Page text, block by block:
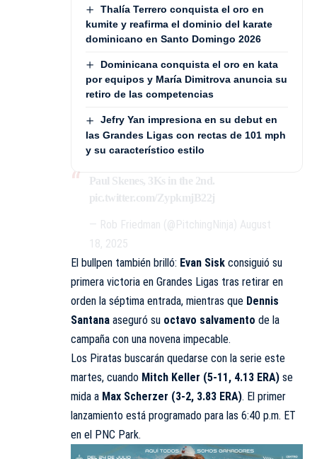
Thalía Terrero conquista el oro en
kumite y reafirma el dominio del karate
dominicano en Santo Domingo 2026
Dominicana conquista el oro en kata
por equipos y María Dimitrova anuncia su
retiro de las competencias
Jefry Yan impresiona en su debut en
las Grandes Ligas con rectas de 101 mph
y su característico estilo
Paul Skenes, 3Ks in the 2nd.
pic.twitter.com/ZypkmjB22j
— Rob Friedman (@PitchingNinja) August
18, 2025
El bullpen también brilló: Evan Sisk consiguió su
primera victoria en Grandes Ligas tras retirar en
orden la séptima entrada, mientras que Dennis
Santana aseguró su octavo salvamento de la
campaña con una novena impecable.
Los Piratas buscarán quedarse con la serie este
martes, cuando Mitch Keller (5-11, 4.13 ERA) se
mida a Max Scherzer (3-2, 3.83 ERA). El primer
lanzamiento está programado para las 6:40 p.m. ET
en el PNC Park.